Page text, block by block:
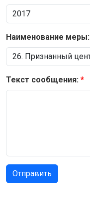
Наименование меры:
Текст сообщения: